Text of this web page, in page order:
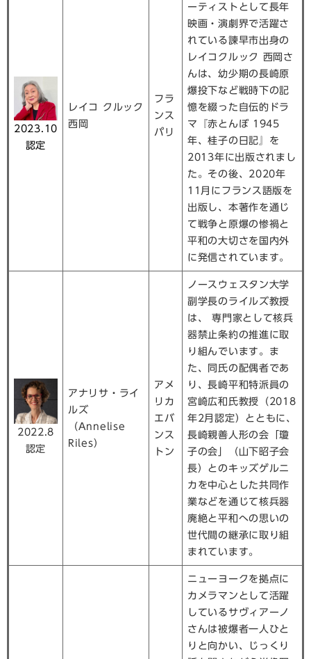
2023.10
認定
レイコ クルック
西岡
フラ
ンス
パリ
ーティストとして長年
映画・演劇界で活躍さ
れている諫早市出身の
レイコクルック 西岡さ
んは、幼少期の長崎原
爆投下など戦時下の記
憶を綴った自伝的ドラ
マ『赤とんぼ 1945
年、桂子の日記』を
2013年に出版されまし
た。その後、2020年
11月にフランス語版を
出版し、本著作を通じ
て戦争と原爆の惨禍と
平和の大切さを国内外
に発信されています。
2022.8
認定
アナリサ・ライ
ルズ
（Annelise
Riles）
アメ
リカ
エバ
ンス
トン
ノースウェスタン大学
副学長のライルズ教授
は、 専門家として核兵
器禁止条約の推進に取
り組んでいます。ま
た、同氏の配偶者であ
り、長崎平和特派員の
宮崎広和氏教授（2018
年2月認定）とともに、
長崎親善人形の会「瓊
子の会」（山下昭子会
長）とのキッズゲルニ
カを中心とした共同作
業などを通じて核兵器
廃絶と平和への思いの
世代間の継承に取り組
まれています。
ニューヨークを拠点に
カメラマンとして活躍
しているサヴィアーノ
さんは被爆者一人ひと
りと向かい、じっくり